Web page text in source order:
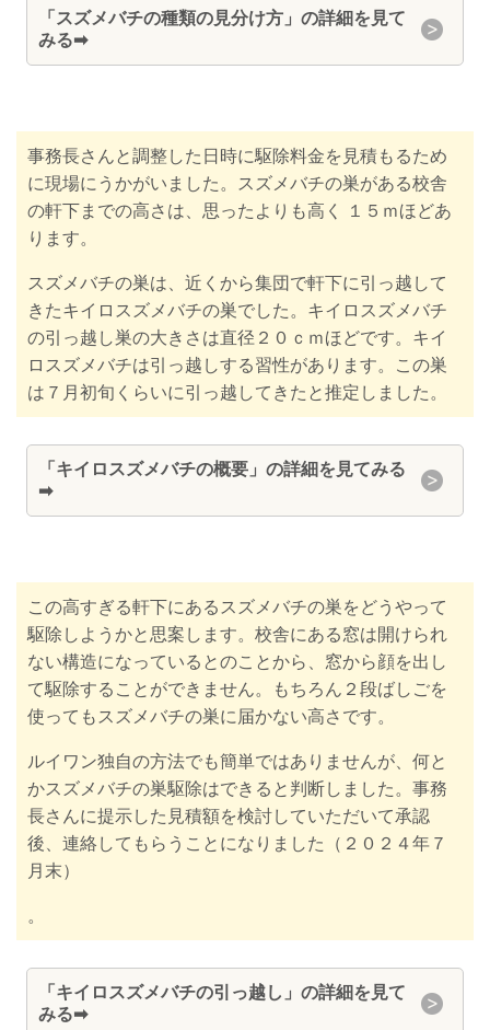
「スズメバチの種類の見分け方」の詳細を見て
みる➡
事務長さんと調整した日時に駆除料金を見積もるため
に現場にうかがいました。スズメバチの巣がある校舎
の軒下までの高さは、思ったよりも高く １５ｍほどあ
ります。
スズメバチの巣は、近くから集団で軒下に引っ越して
きたキイロスズメバチの巣でした。キイロスズメバチ
の引っ越し巣の大きさは直径２０ｃｍほどです。キイ
ロスズメバチは引っ越しする習性があります。この巣
は７月初旬くらいに引っ越してきたと推定しました。
「キイロスズメバチの概要」の詳細を見てみる
➡
この高すぎる軒下にあるスズメバチの巣をどうやって
駆除しようかと思案します。校舎にある窓は開けられ
ない構造になっているとのことから、窓から顔を出し
て駆除することができません。もちろん２段ばしごを
使ってもスズメバチの巣に届かない高さです。
ルイワン独自の方法でも簡単ではありませんが、何と
かスズメバチの巣駆除はできると判断しました。事務
長さんに提示した見積額を検討していただいて承認
後、連絡してもらうことになりました（２０２４年７
月末）
。
「キイロスズメバチの引っ越し」の詳細を見て
みる➡